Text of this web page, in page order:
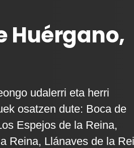
Huérgano,
udalerri eta herri
osatzen dute: Boca de
Espejos de la Reina,
Reina, Llánaves de la